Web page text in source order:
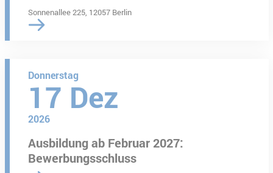
Sonnenallee 225, 12057 Berlin
Donnerstag
17 Dez
2026
Ausbildung ab Februar 2027:
Bewerbungsschluss